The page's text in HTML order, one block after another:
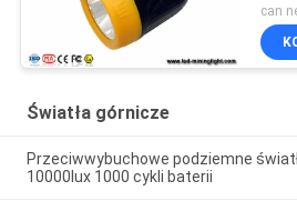
can
Światła górnicze
Przeciwwybuchowe podziemne
10000lux 1000 cykli baterii